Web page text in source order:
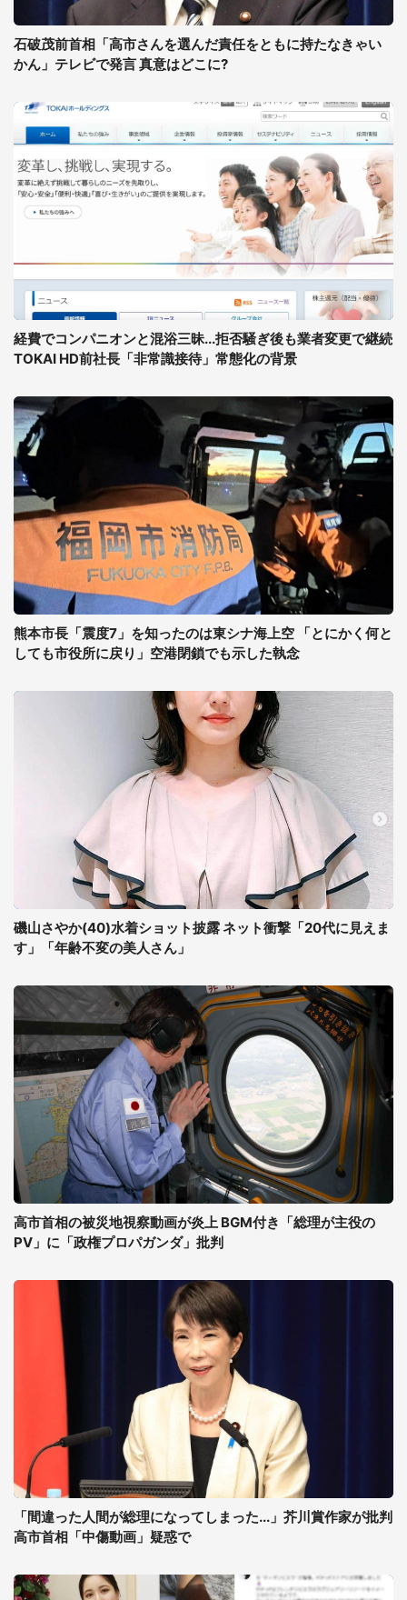
石破茂前首相「高市さんを選んだ責任をともに持たなきゃい
かん」テレビで発言 真意はどこに?
経費でコンパニオンと混浴三昧...拒否騒ぎ後も業者変更で継続
TOKAI HD前社長「非常識接待」常態化の背景
熊本市長「震度7」を知ったのは東シナ海上空 「とにかく何と
しても市役所に戻り」空港閉鎖でも示した執念
磯山さやか(40)水着ショット披露 ネット衝撃「20代に見えま
す」「年齢不変の美人さん」
高市首相の被災地視察動画が炎上 BGM付き「総理が主役の
PV」に「政権プロパガンダ」批判
「間違った人間が総理になってしまった...」芥川賞作家が批判
高市首相「中傷動画」疑惑で